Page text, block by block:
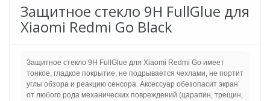
Защитное стекло 9H FullGlue для
Xiaomi Redmi Go Black
Защитное стекло 9H FullGlue для Xiaomi Redmi Go имеет
тонкое, гладкое покрытие, не подрывается чехлами, не портит
углы обзора и реакцию сенсора. Аксессуар обезопасит экран
от любого рода механических повреждений (царапин, трещин,